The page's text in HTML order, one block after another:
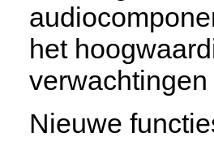
het
Nieuwe